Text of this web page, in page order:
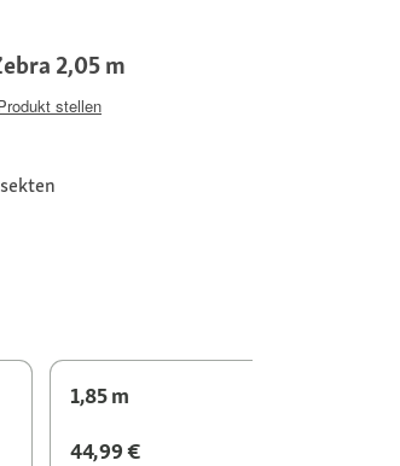
2,05 m
stellen
1,85 m
44,99 €